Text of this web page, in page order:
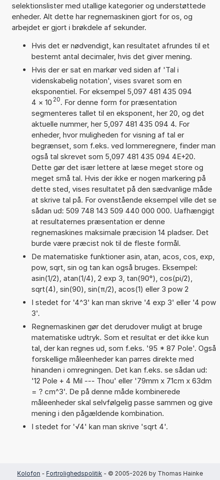
selektionslister med utallige kategorier og understøttede
enheder. Alt dette har regnemaskinen gjort for os, og
arbejdet er gjort i brøkdele af sekunder.
Hvis det er nødvendigt, kan resultatet afrundes til et
bestemt antal decimaler, hvis det giver mening.
Hvis der er sat en markør ved siden af 'Tal i
videnskabelig notation', vises svaret som en
eksponentiel. For eksempel 5,097 481 435 094
4 × 10 20. For denne form for præsentation
segmenteres tallet til en eksponent, her 20, og det
aktuelle nummer, her 5,097 481 435 094 4. For
enheder, hvor muligheden for visning af tal er
begrænset, som f.eks. ved lommeregnere, finder man
også tal skrevet som 5,097 481 435 094 4E+20.
Dette gør det især lettere at læse meget store og
meget små tal. Hvis der ikke er nogen markering på
dette sted, vises resultatet på den sædvanlige måde
at skrive tal på. For ovenstående eksempel ville det se
sådan ud: 509 748 143 509 440 000 000. Uafhængigt
at resultaternes præsentation er denne
regnemaskines maksimale præcision 14 pladser. Det
burde være præcist nok til de fleste formål.
De matematiske funktioner asin, atan, acos, cos, exp,
pow, sqrt, sin og tan kan også bruges. Eksempel:
asin(1/2), atan(1/4), 2 exp 3, tan(90°), cos(pi/2),
sqrt(4), sin(90), sin(π/2), acos(1) eller 3 pow 2
I stedet for '4^3' kan man skrive '4 exp 3' eller '4 pow
3'.
Regnemaskinen gør det derudover muligt at bruge
matematiske udtryk. Som et resultat er det ikke kun
tal, der kan regnes ud, som f.eks. '95 * 87 Pole'. Også
forskellige måleenheder kan parres direkte med
hinanden i omregningen. Det kan f.eks. se sådan ud:
'12 Pole + 4 Mil --- Thou' eller '79mm x 71cm x 63dm
= ? cm^3'. De på denne måde kombinerede
måleenheder skal selvfølgelig passe sammen og give
mening i den pågældende kombination.
I stedet for '√4' kan man skrive 'sqrt 4'.
Kolofon - Fortrolighedspolitik - © 2005-2026 by Thomas Hainke